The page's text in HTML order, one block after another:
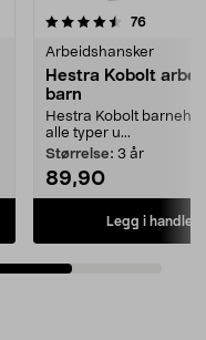
76
Arbeidshansker
Hestra Kobolt
barn
Hestra Kobolt
alle typer u...
Størrelse: 3 år
89,90
Legg i